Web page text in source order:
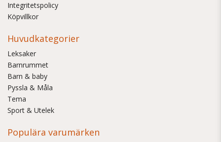
Integritetspolicy
Köpvillkor
Huvudkategorier
Leksaker
Barnrummet
Barn & baby
Pyssla & Måla
Tema
Sport & Utelek
Populära varumärken